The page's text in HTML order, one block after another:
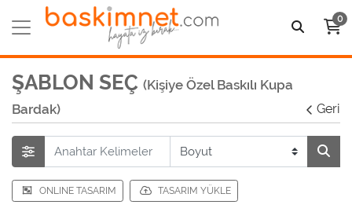
0
ŞABLON SEÇ (Kişiye Özel Baskılı Kupa
Bardak)
Geri
ONLINE TASARIM TASARIM YÜKLE